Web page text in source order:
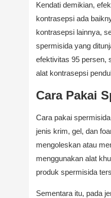
Kendati demikian,
kontrasepsi ada
kontrasepsi lainnya,
spermisida yang
efektivitas 95 persen,
alat kontrasepsi
Cara Pakai
Cara pakai
jenis krim, gel, dan
mengoleskan atau
menggunakan alat
produk spermisida
Sementara itu, pada